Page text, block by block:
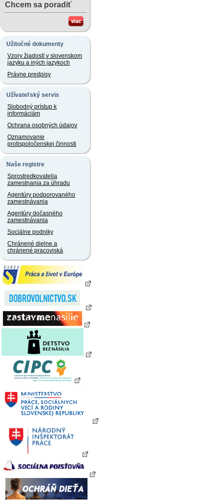
Chcem sa poradiť
Užitočné dokumenty
Vzory žiadostí v slovenskom
jazyku a iných jazykoch
Právne predpisy
Užívateľský servis
Slobodný prístup k
informáciám
Ochrana osobných údajov
Oznamovanie
protispoločenskej činnosti
Naše registre
Sprostredkovatelia
zamestnania za úhradu
Agentúry podporovaného
zamestnávania
Agentúry dočasného
zamestnávania
Sociálne podniky
Chránené dielne a
chránené pracoviská